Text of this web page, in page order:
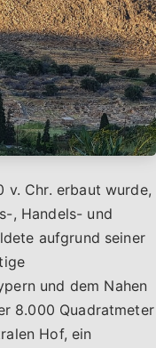
v. Chr. erbaut wurde,
, Handels- und
aufgrund seiner
und dem Nahen
8.000 Quadratmeter
Hof, ein